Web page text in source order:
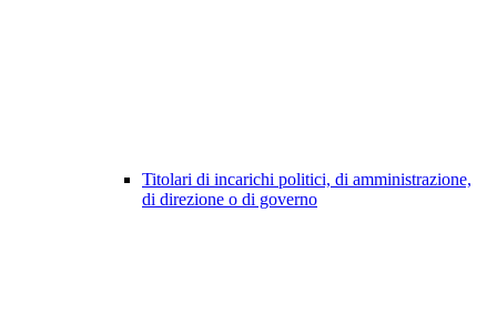
Titolari di incarichi politici, di amministrazione,
di direzione o di governo